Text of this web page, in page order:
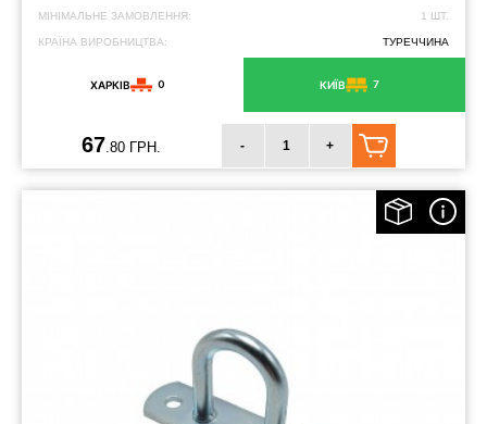
МІНІМАЛЬНЕ ЗАМОВЛЕННЯ: 1 ШТ.
КРАЇНА ВИРОБНИЦТВА: ТУРЕЧЧИНА
ХАРКІВ 0 КИЇВ 7
67 .80 ГРН. - +